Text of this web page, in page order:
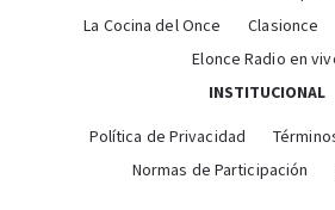
La Cocina del Once
Clasionce
Elonce Radio en
INSTITUCIONAL
Política de Privacidad
Normas de Participación